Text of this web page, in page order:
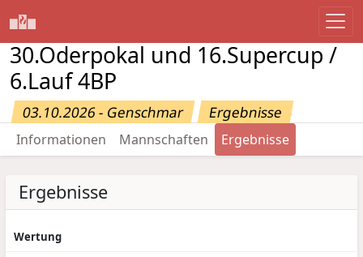
30.Oderpokal und 16.Supercup /
6.Lauf 4BP
03.10.2026 - Genschmar Ergebnisse
Informationen Mannschaften Ergebnisse
Ergebnisse
Wertung